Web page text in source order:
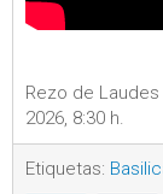
Rezo de
2026, 8:30 h.
Etiquetas: